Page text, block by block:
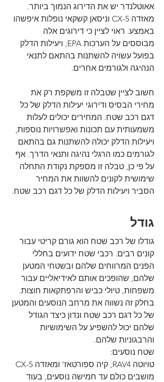
אאוטלנדר יש את הדירוג הנמוך ביותר.
מאזדה CX-5 וניסאן קשקאי נופלות איפשהו
באמצע. ראוי לציין כי דירוגים אלה
מבוססים על הערכות EPA, ויעילות הדלק
בפועל עשויה להשתנות בהתאם לתנאי
הנהיגה ולגורמים אחרים.
חשוב לציין שטבלה זו משקפת רק את
מחירי הבסיס ודירוגי יעילות הדלק של כל
דגם רכב שטח. המחירים יכולים לעלות
משמעותית עם תכונות ואפשרויות נוספות,
ויעילות הדלק יכולה להשתנות גם בהתאם
לגורמים כמו הרגלי נהיגה ותנאי הדרך. אף
על פי כן, טבלה זו מספקת נקודת התחלה
שימושית לקונים להשוות את המחיר
הסביר ויעילות הדלק של כל דגם רכב שטח.
גודל
גודלו של רכב שטח הוא גורם קריטי עבור
קונים רבים. רכבי שטח ידועים בחללי
הפנים המרווחים שלהם ובשטחי המטען
שלהם, שהופכים אותם לאידיאליים עבור
משפחות, טיולי כביש והרפתקאות חוצות.
בחלק זה נשווה את מרחב הנוסעים והמטען
של כל דגם רכב שטח ונדון כיצד הגודל
שלהם יכול להשפיע על השימושיות
והרבגוניות שלהם.
שטח נוסעים:
מושבים כולם עד חמישה נוסעים, בעוד